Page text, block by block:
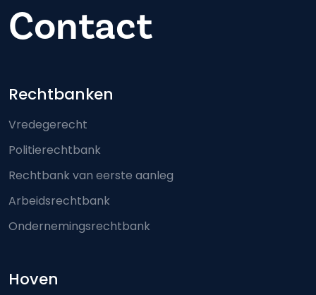
Contact
Footer-menu
Rechtbanken
Vredegerecht
Politierechtbank
Rechtbank van eerste aanleg
Arbeidsrechtbank
Ondernemingsrechtbank
Hoven